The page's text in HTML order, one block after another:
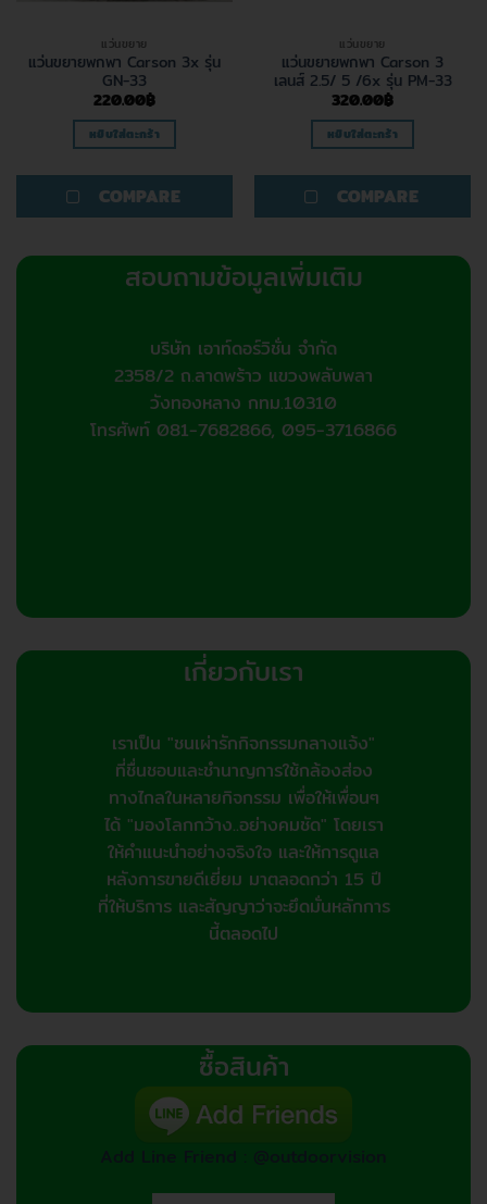
แว่นขยาย
แว่นขยายพกพา Carson 3x รุ่น
GN-33
220.00฿
หยิบใส่ตะกร้า
COMPARE
แว่นขยาย
แว่นขยายพกพา Carson 3
เลนส์ 2.5/ 5 /6x รุ่น PM-33
320.00฿
หยิบใส่ตะกร้า
COMPARE
สอบถามข้อมูลเพิ่มเติม
บริษัท เอาท์ดอร์วิชั่น จำกัด
2358/2 ถ.ลาดพร้าว แขวงพลับพลา
วังทองหลาง กทม.10310
โทรศัพท์ 081-7682866, 095-3716866
เกี่ยวกับเรา
เราเป็น "ชนเผ่ารักกิจกรรมกลางแจ้ง"
ที่ชื่นชอบและชำนาญการใช้กล้องส่อง
ทางไกลในหลายกิจกรรม เพื่อให้เพื่อนๆ
ได้ "มองโลกกว้าง..อย่างคมชัด" โดยเรา
ให้คำแนะนำอย่างจริงใจ และให้การดูแล
หลังการขายดีเยี่ยม มาตลอดกว่า 15 ปี
ที่ให้บริการ และสัญญาว่าจะยึดมั่นหลักการ
นี้ตลอดไป
ซื้อสินค้า
Add Line Friend : @outdoorvision